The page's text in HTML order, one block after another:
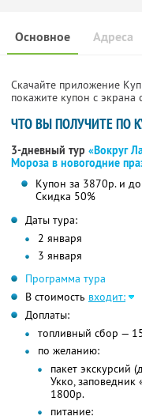
Основное Адреса
Скачайте приложение
покажите купон с
ЧТО ВЫ ПОЛУЧИТЕ ПО
3-дневный тур «Вокруг
Мороза в новогодние
Купон за 3870р. и
Скидка 50%
Даты тура:
2 января
3 января
Программа тура
В стоимость входит:
Доплаты:
топливный сбор —
по желанию:
пакет экскурсий
Укко, заповедник
1800р.
питание: